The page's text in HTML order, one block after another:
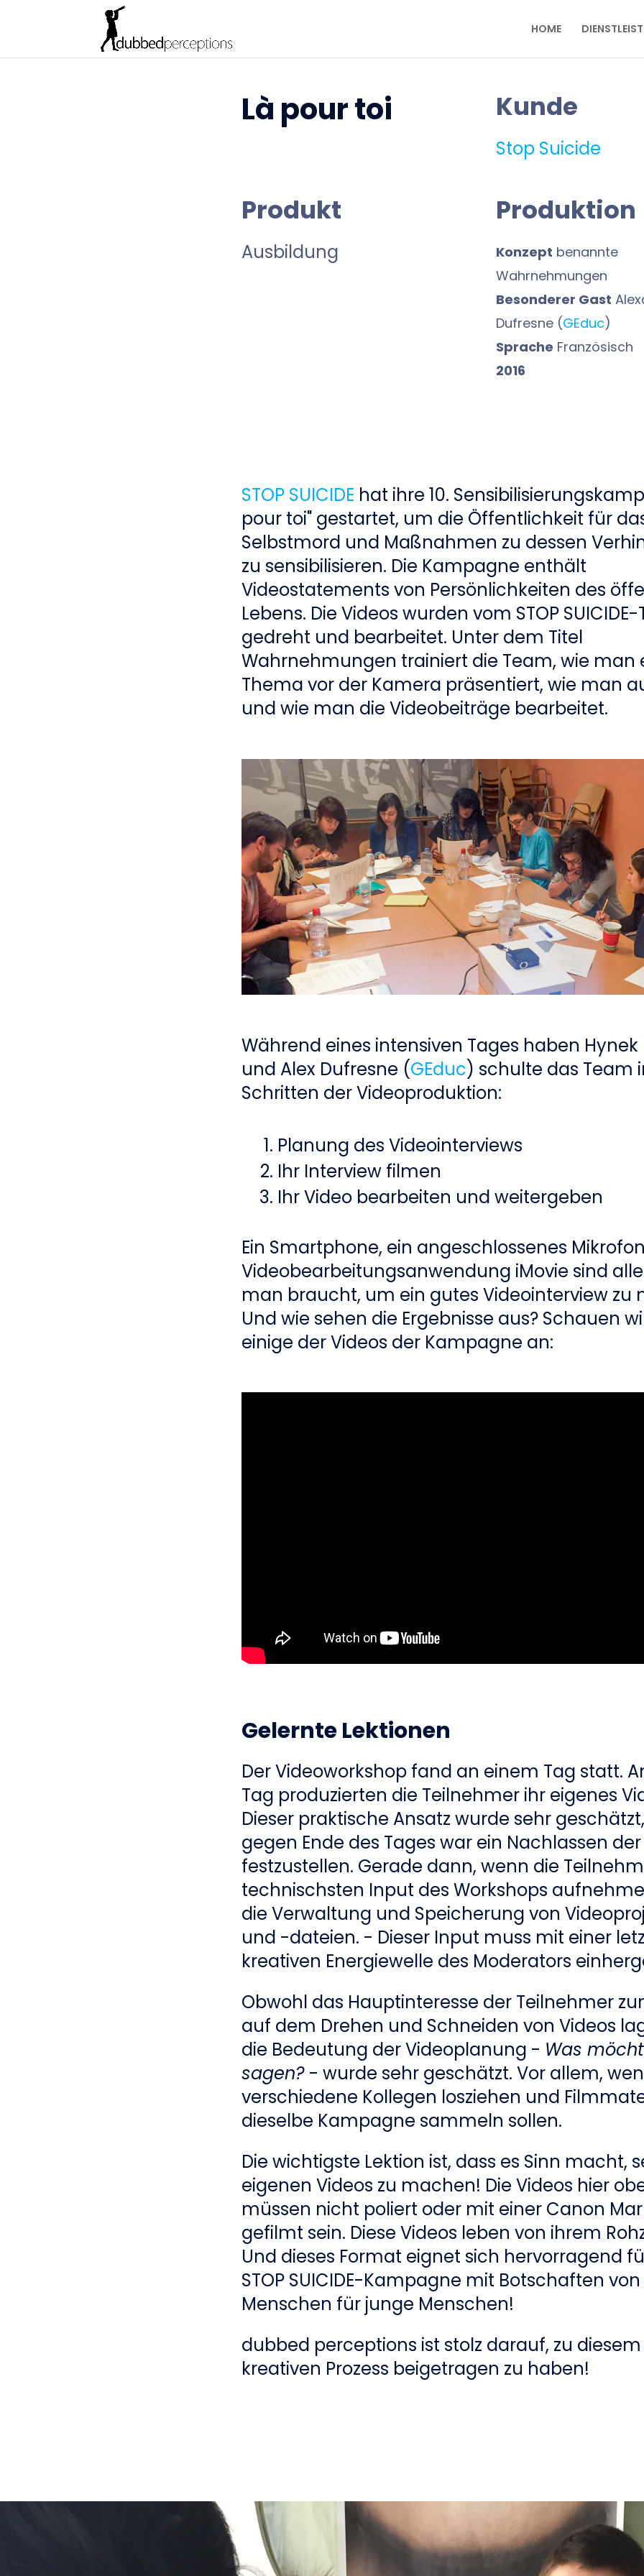
HOME
Là pour toi Kunde
Stop Suicide
Produkt
Ausbildung
Produktion
Konzept benannte
Wahrnehmungen
Besonderer Gast
Dufresne (GEduc)
Sprache Französisch
2016
STOP SUICIDE hat ihre 10.
pour toi" gestartet, um die Öffentlichkeit für
Selbstmord und Maßnahmen zu dessen
zu sensibilisieren. Die Kampagne enthält
Videostatements von Persönlichkeiten des
Lebens. Die Videos wurden vom STOP
gedreht und bearbeitet. Unter dem Titel
Wahrnehmungen trainiert die Team, wie man
Thema vor der Kamera präsentiert, wie man
und wie man die Videobeiträge bearbeitet.
Während eines intensiven Tages haben Hynek
und Alex Dufresne (GEduc) schulte das Team
Schritten der Videoproduktion:
Planung des Videointerviews
Ihr Interview filmen
Ihr Video bearbeiten und weitergeben
Ein Smartphone, ein angeschlossenes
Videobearbeitungsanwendung iMovie sind
man braucht, um ein gutes Videointerview zu
Und wie sehen die Ergebnisse aus? Schauen
einige der Videos der Kampagne an:
Gelernte Lektionen
Der Videoworkshop fand an einem Tag statt.
Tag produzierten die Teilnehmer ihr eigenes
Dieser praktische Ansatz wurde sehr
gegen Ende des Tages war ein Nachlassen der
festzustellen. Gerade dann, wenn die
technischsten Input des Workshops
die Verwaltung und Speicherung von
und -dateien. - Dieser Input muss mit einer
kreativen Energiewelle des Moderators
Obwohl das Hauptinteresse der Teilnehmer
auf dem Drehen und Schneiden von Videos
die Bedeutung der Videoplanung - Was
sagen? - wurde sehr geschätzt. Vor allem,
verschiedene Kollegen losziehen und
dieselbe Kampagne sammeln sollen.
Die wichtigste Lektion ist, dass es Sinn macht,
eigenen Videos zu machen! Die Videos hier
müssen nicht poliert oder mit einer Canon
gefilmt sein. Diese Videos leben von ihrem
Und dieses Format eignet sich hervorragend
STOP SUICIDE-Kampagne mit Botschaften
Menschen für junge Menschen!
dubbed perceptions ist stolz darauf, zu diesem
kreativen Prozess beigetragen zu haben!